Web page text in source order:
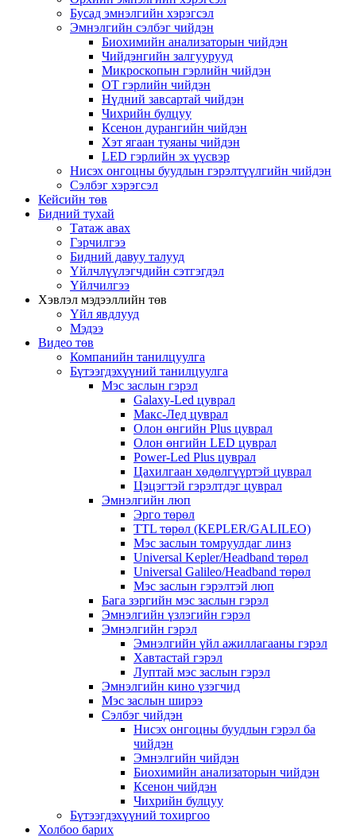
Бусад эмнэлгийн хэрэгсэл
Эмнэлгийн сэлбэг чийдэн
Биохимийн анализаторын чийдэн
Чийдэнгийн залгуурууд
Микроскопын гэрлийн чийдэн
OT гэрлийн чийдэн
Нүдний завсартай чийдэн
Чихрийн булцуу
Ксенон дурангийн чийдэн
Хэт ягаан туяаны чийдэн
LED гэрлийн эх үүсвэр
Нисэх онгоцны буудлын гэрэлтүүлгийн чийдэн
Сэлбэг хэрэгсэл
Кейсийн төв
Бидний тухай
Татаж авах
Гэрчилгээ
Бидний давуу талууд
Үйлчлүүлэгчдийн сэтгэгдэл
Үйлчилгээ
Хэвлэл мэдээллийн төв
Үйл явдлууд
Мэдээ
Видео төв
Компанийн танилцуулга
Бүтээгдэхүүний танилцуулга
Мэс заслын гэрэл
Galaxy-Led цуврал
Макс-Лед цуврал
Олон өнгийн Plus цуврал
Олон өнгийн LED цуврал
Power-Led Plus цуврал
Цахилгаан хөдөлгүүртэй цуврал
Цэцэгтэй гэрэлтдэг цуврал
Эмнэлгийн люп
Эрго төрөл
TTL төрөл (KEPLER/GALILEO)
Мэс заслын томруулдаг линз
Universal Kepler/Headband төрөл
Universal Galileo/Headband төрөл
Мэс заслын гэрэлтэй люп
Бага зэргийн мэс заслын гэрэл
Эмнэлгийн үзлэгийн гэрэл
Эмнэлгийн гэрэл
Эмнэлгийн үйл ажиллагааны гэрэл
Хавтастай гэрэл
Луптай мэс заслын гэрэл
Эмнэлгийн кино үзэгчид
Мэс заслын ширээ
Сэлбэг чийдэн
Нисэх онгоцны буудлын гэрэл ба
чийдэн
Эмнэлгийн чийдэн
Биохимийн анализаторын чийдэн
Ксенон чийдэн
Чихрийн булцуу
Бүтээгдэхүүний тохиргоо
Холбоо барих